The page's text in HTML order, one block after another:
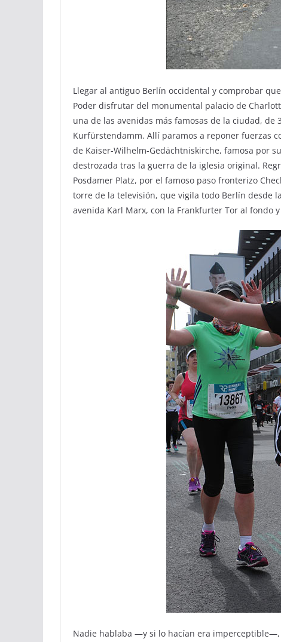
Llegar al antiguo Berlín occidental y comprobar
Poder disfrutar del monumental palacio de
una de las avenidas más famosas de la ciudad,
Kurfürstendamm. Allí paramos a reponer fuerzas
de Kaiser-Wilhelm-Gedächtniskirche, famosa por
destrozada tras la guerra de la iglesia original.
Posdamer Platz, por el famoso paso fronterizo
torre de la televisión, que vigila todo Berlín desde
avenida Karl Marx, con la Frankfurter Tor al fondo y
Nadie hablaba —y si lo hacían era